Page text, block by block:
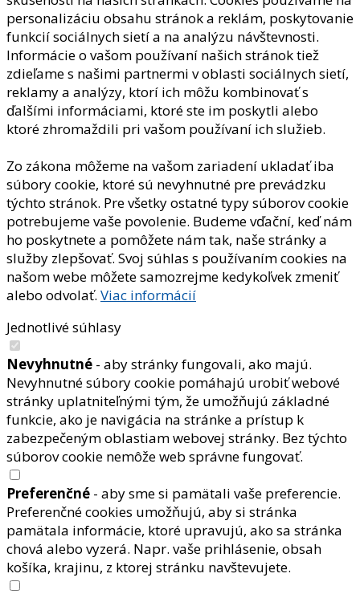
personalizáciu obsahu stránok a reklám, poskytovanie
funkcií sociálnych sietí a na analýzu návštevnosti.
Informácie o vašom používaní našich stránok tiež
zdieľame s našimi partnermi v oblasti sociálnych sietí,
reklamy a analýzy, ktorí ich môžu kombinovať s
ďalšími informáciami, ktoré ste im poskytli alebo
ktoré zhromaždili pri vašom používaní ich služieb.
Zo zákona môžeme na vašom zariadení ukladať iba
súbory cookie, ktoré sú nevyhnutné pre prevádzku
týchto stránok. Pre všetky ostatné typy súborov cookie
potrebujeme vaše povolenie. Budeme vďační, keď nám
ho poskytnete a pomôžete nám tak, naše stránky a
služby zlepšovať. Svoj súhlas s používaním cookies na
našom webe môžete samozrejme kedykoľvek zmeniť
alebo odvolať. Viac informácií
Jednotlivé súhlasy
Nevyhnutné - aby stránky fungovali, ako majú.
Nevyhnutné súbory cookie pomáhajú urobiť webové
stránky uplatniteľnými tým, že umožňujú základné
funkcie, ako je navigácia na stránke a prístup k
zabezpečeným oblastiam webovej stránky. Bez týchto
súborov cookie nemôže web správne fungovať.
Preferenčné - aby sme si pamätali vaše preferencie.
Preferenčné cookies umožňujú, aby si stránka
pamätala informácie, ktoré upravujú, ako sa stránka
chová alebo vyzerá. Napr. vaše prihlásenie, obsah
košíka, krajinu, z ktorej stránku navštevujete.